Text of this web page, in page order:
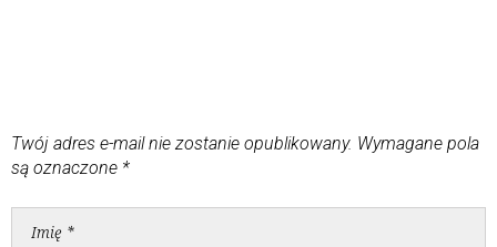
Twój adres e-mail nie zostanie opublikowany. Wymagane pola
są oznaczone *